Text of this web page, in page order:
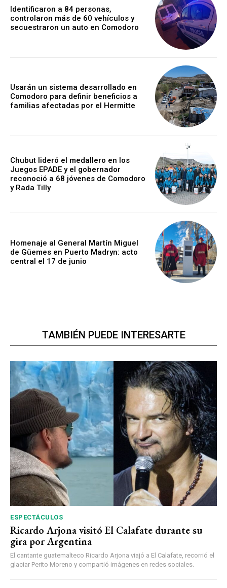
Identificaron a 84 personas,
controlaron más de 60 vehículos y
secuestraron un auto en Comodoro
Usarán un sistema desarrollado en
Comodoro para definir beneficios a
familias afectadas por el Hermitte
Chubut lideró el medallero en los
Juegos EPADE y el gobernador
reconoció a 68 jóvenes de Comodoro
y Rada Tilly
Homenaje al General Martín Miguel
de Güemes en Puerto Madryn: acto
central el 17 de junio
TAMBIÉN PUEDE INTERESARTE
ESPECTÁCULOS
Ricardo Arjona visitó El Calafate durante su
gira por Argentina
El cantante guatemalteco Ricardo Arjona viajó a El Calafate, recorrió el
glaciar Perito Moreno y compartió imágenes en redes sociales.